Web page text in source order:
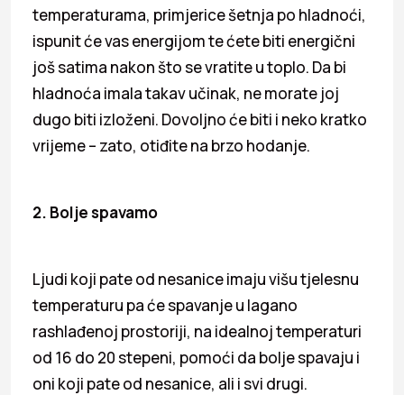
temperaturama, primjerice šetnja po hladnoći,
ispunit će vas energijom te ćete biti energični
još satima nakon što se vratite u toplo. Da bi
hladnoća imala takav učinak, ne morate joj
dugo biti izloženi. Dovoljno će biti i neko kratko
vrijeme – zato, otiđite na brzo hodanje.
2. Bolje spavamo
Ljudi koji pate od nesanice imaju višu tjelesnu
temperaturu pa će spavanje u lagano
rashlađenoj prostoriji, na idealnoj temperaturi
od 16 do 20 stepeni, pomoći da bolje spavaju i
oni koji pate od nesanice, ali i svi drugi.